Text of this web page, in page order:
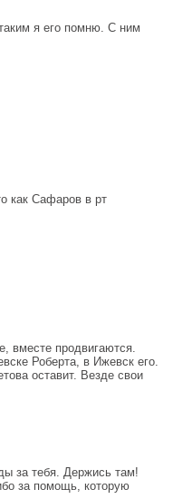
я его помню. С ним
как Сафаров в рт
вместе продвигаются.
Роберта, в Ижевск его.
оставит. Везде свои
за тебя. Держись там!
за помощь, которую